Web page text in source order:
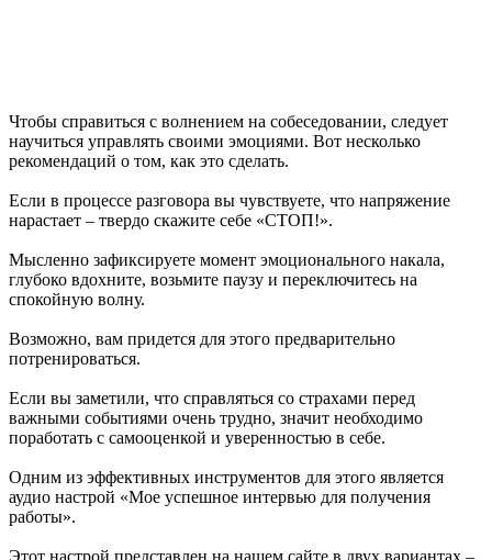
Чтобы справиться с волнением на собеседовании, следует
научиться управлять своими эмоциями. Вот несколько
рекомендаций о том, как это сделать.
Если в процессе разговора вы чувствуете, что напряжение
нарастает – твердо скажите себе «СТОП!».
Мысленно зафиксируете момент эмоционального накала,
глубоко вдохните, возьмите паузу и переключитесь на
спокойную волну.
Возможно, вам придется для этого предварительно
потренироваться.
Если вы заметили, что справляться со страхами перед
важными событиями очень трудно, значит необходимо
поработать с самооценкой и уверенностью в себе.
Одним из эффективных инструментов для этого является
аудио настрой «Мое успешное интервью для получения
работы».
Этот настрой представлен на нашем сайте в двух вариантах –